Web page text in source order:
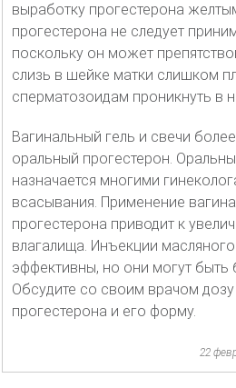
выработку прогестерона
прогестерона не следует
поскольку он может
слизь в шейке матки слишком
сперматозоидам проникнуть в
Вагинальный гель и свечи
оральный прогестерон.
назначается многими
всасывания. Применение
прогестерона приводит к
влагалища. Инъекции
эффективны, но они могут быть
Обсудите со своим врачом
прогестерона и его форму.
22